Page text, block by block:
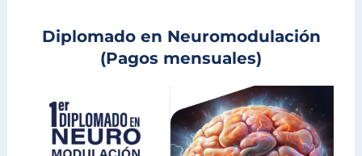
Diplomado en Neuromodulación
(Pagos mensuales)